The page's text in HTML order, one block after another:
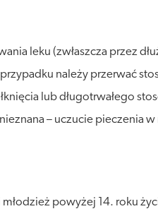
leku (zwłaszcza przez
należy przerwać
lub długotrwałego
– uczucie pieczenia
powyżej 14. roku